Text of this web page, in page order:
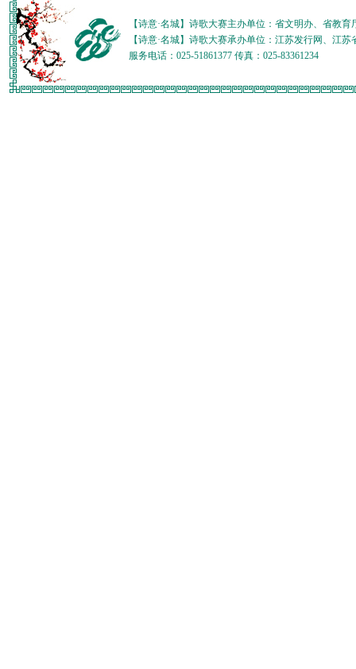
【诗意·名城】诗歌大赛主办单位：省文明办、省教
【诗意·名城】诗歌大赛承办单位：江苏发行网、江
服务电话：025-51861377 传真：025-83361234